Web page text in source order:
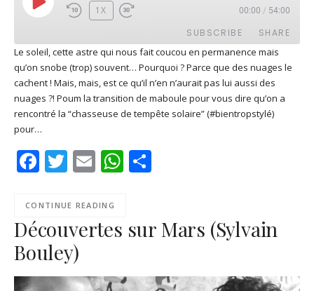
PLAY
EPISODE
1X 00:00 / 54:00
SUBSCRIBE SHARE
Apple Podcasts Deezer
Google Play
Podcast Addict RSS
RSS FEED
SHARE
LINK
EMBED
Le soleil, cette astre qui nous fait coucou en permanence mais
qu’on snobe (trop) souvent… Pourquoi ? Parce que des nuages le
cachent ! Mais, mais, est ce qu’il n’en n’aurait pas lui aussi des
nuages ?! Poum la transition de maboule pour vous dire qu’on a
rencontré la “chasseuse de tempête solaire” (#bientropstylé)
pour…
Facebook
Twitter
EmailWhatsApp
CONTINUE READING
Découvertes sur Mars (Sylvain
Bouley)